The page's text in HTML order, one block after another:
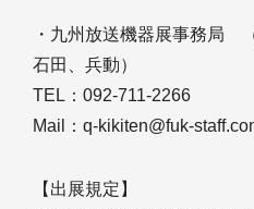
・九州放送機器展事務局
石田、兵動）
TEL：092-711-2266
Mail：q-kikiten@fuk-
【出展規定】